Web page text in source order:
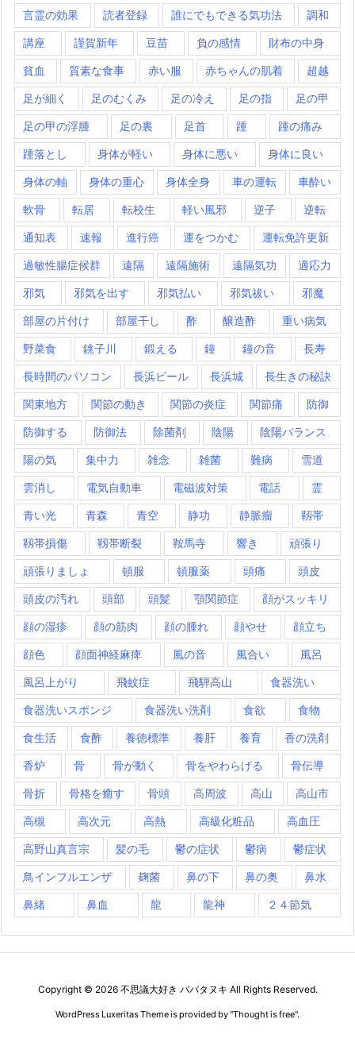
言霊の効果 読者登録 誰にでもできる気功法 調和
講座 謹賀新年 豆苗 負の感情 財布の中身
貧血 質素な食事 赤い服 赤ちゃんの肌着 超越
足が細く 足のむくみ 足の冷え 足の指 足の甲
足の甲の浮腫 足の裏 足首 踵 踵の痛み
踵落とし 身体が軽い 身体に悪い 身体に良い
身体の軸 身体の重心 身体全身 車の運転 車酔い
軟骨 転居 転校生 軽い風邪 逆子 逆転
通知表 速報 進行癌 運をつかむ 運転免許更新
過敏性腸症候群 遠隔 遠隔施術 遠隔気功 適応力
邪気 邪気を出す 邪気払い 邪気祓い 邪魔
部屋の片付け 部屋干し 酢 醸造酢 重い病気
野菜食 銚子川 鍛える 鐘 鐘の音 長寿
長時間のパソコン 長浜ビール 長浜城 長生きの秘訣
関東地方 関節の動き 関節の炎症 関節痛 防御
防御する 防御法 除菌剤 陰陽 陰陽バランス
陽の気 集中力 雑念 雑菌 難病 雪道
雲消し 電気自動車 電磁波対策 電話 霊
青い光 青森 青空 静功 静脈瘤 靱帯
靱帯損傷 靱帯断裂 鞍馬寺 響き 頑張り
頑張りましょ 頓服 頓服薬 頭痛 頭皮
頭皮の汚れ 頭部 頭髪 顎関節症 顔がスッキリ
顔の湿疹 顔の筋肉 顔の腫れ 顔やせ 顔立ち
顔色 顔面神経麻痺 風の音 風合い 風呂
風呂上がり 飛蚊症 飛騨高山 食器洗い
食器洗いスポンジ 食器洗い洗剤 食欲 食物
食生活 食酢 養徳標準 養肝 養育 香の洗剤
香炉 骨 骨が動く 骨をやわらげる 骨伝導
骨折 骨格を癒す 骨頭 高周波 高山 高山市
高槻 高次元 高熱 高級化粧品 高血圧
高野山真言宗 髪の毛 鬱の症状 鬱病 鬱症状
鳥インフルエンザ 麹菌 鼻の下 鼻の奥 鼻水
鼻緒 鼻血 龍 龍神 ２４節気
Copyright © 2026 不思議大好き ババタヌキ All Rights Reserved.
WordPress Luxeritas Theme is provided by "Thought is free".